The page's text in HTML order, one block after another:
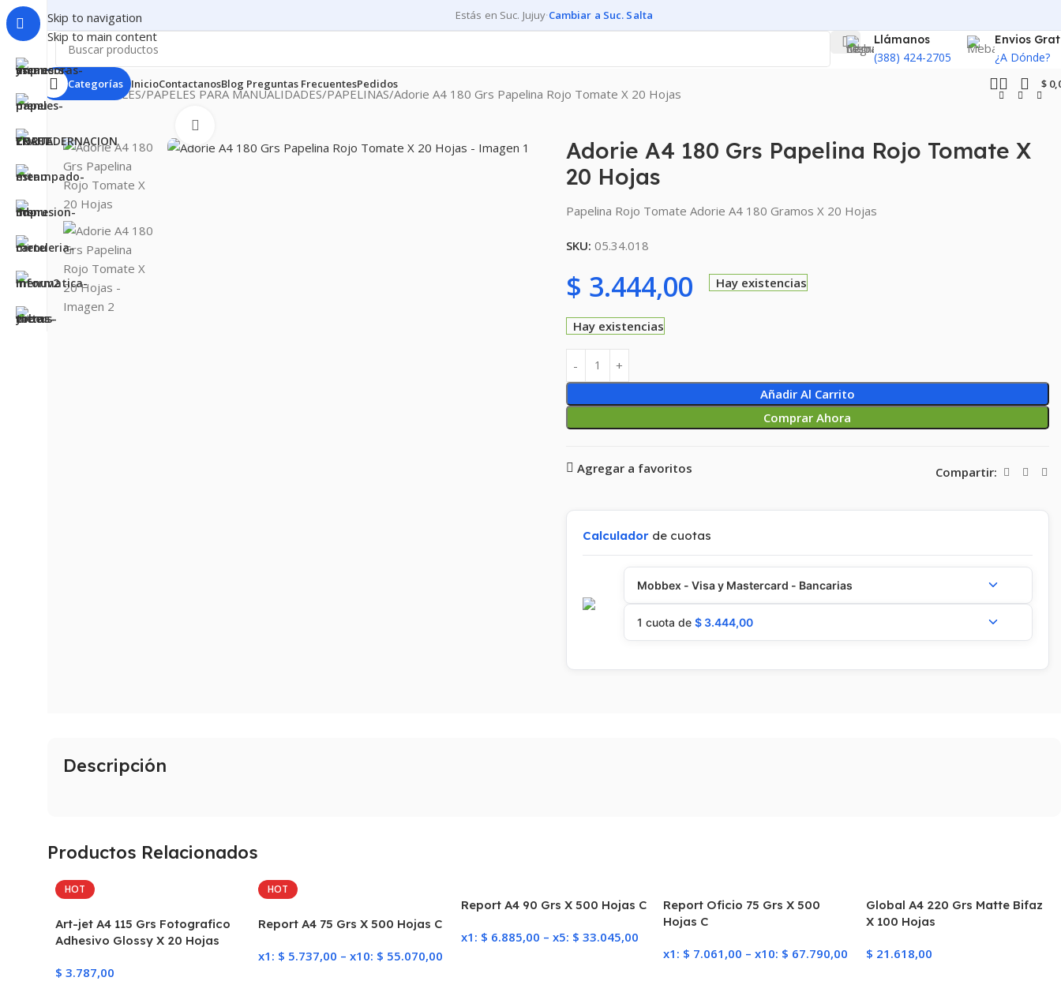
Skip to navigation
Skip to main content
Estás en Suc. Jujuy·Cambiar a Suc. Salta
Llámanos
(388) 424-2705
Envios
¿A Dónde?
Categorías InicioContactanosBlog Preguntas FrecuentesPedidos $
Inicio PAPELES PAPELES PARA MANUALIDADES PAPELINAS Adorie A4 180 Grs Papelina Rojo Tomate X 20 Hojas
Adorie A4 180 Grs Papelina Rojo Tomate X
20 Hojas
Papelina Rojo Tomate Adorie A4 180 Gramos X 20 Hojas
SKU: 05.34.018
$ 3.444,00 Hay existencias
Hay existencias
Añadir Al Carrito
Comprar Ahora
Agregar a favoritos Compartir:
Calculadorde cuotas
Mobbex - Visa y Mastercard - Bancarias
1 cuota de $3.444,00
Descripción
Productos Relacionados
HOT
Art-jet A4 115 Grs Fotografico
Adhesivo Glossy X 20 Hojas
$ 3.787,00
HOT
Report A4 75 Grs X 500 Hojas C
x1: $ 5.737,00 – x10: $ 55.070,00
Report A4 90 Grs X 500 Hojas C
x1: $ 6.885,00 – x5: $ 33.045,00
Report Oficio 75 Grs X 500
Hojas C
x1: $ 7.061,00 –x10: $ 67.790,00
Global A4 220 Grs Matte Bifaz
X 100 Hojas
$ 21.618,00